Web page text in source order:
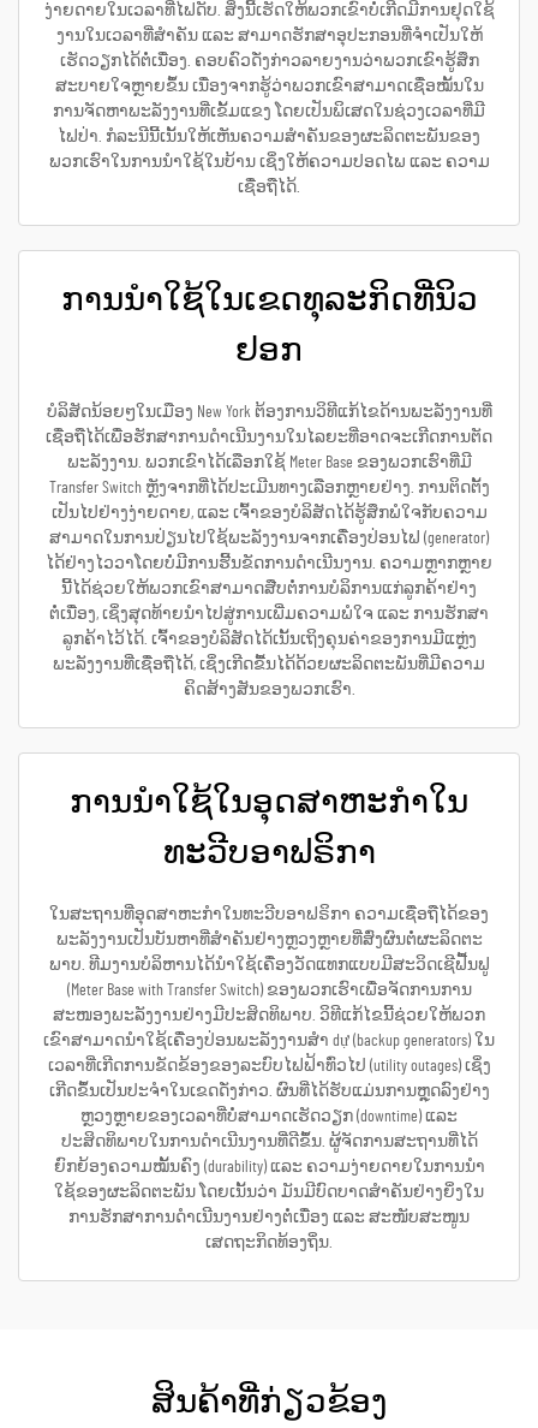
ງ່າຍດາຍໃນເວລາທີ່ໄຟດັບ. ສິ່ງນີ້ເຮັດໃຫ້ພວກເຂົາບໍ່ເກີດມີການຢຸດໃຊ້
ງານໃນເວລາທີ່ສຳຄັນ ແລະ ສາມາດຮັກສາອຸປະກອນທີ່ຈຳເປັນໃຫ້
ເຮັດວຽກໄດ້ຕໍ່ເນື່ອງ. ຄອບຄົວດັ່ງກ່າວລາຍງານວ່າພວກເຂົາຮູ້ສຶກ
ສະບາຍໃຈຫຼາຍຂຶ້ນ ເນື່ອງຈາກຮູ້ວ່າພວກເຂົາສາມາດເຊື່ອໝັ້ນໃນ
ການຈັດຫາພະລັງງານທີ່ເຂັ້ມແຂງ ໂດຍເປັນພິເສດໃນຊ່ວງເວລາທີ່ມີ
ໄຟປ່າ. ກໍລະນີນີ້ເນັ້ນໃຫ້ເຫັນຄວາມສຳຄັນຂອງຜະລິດຕະພັນຂອງ
ພວກເຮົາໃນການນຳໃຊ້ໃນບ້ານ ເຊິ່ງໃຫ້ຄວາມປອດໄພ ແລະ ຄວາມ
ເຊື່ອຖືໄດ້.
ການນຳໃຊ້ໃນເຂດທຸລະກິດທີ່ນິວ
ຢອກ
ບໍລິສັດນ້ອຍໆໃນເມືອງ New York ຕ້ອງການວິທີແກ້ໄຂດ້ານພະລັງງານທີ່
ເຊື່ອຖືໄດ້ເພື່ອຮັກສາການດຳເນີນງານໃນໄລຍະທີ່ອາດຈະເກີດການຕັດ
ພະລັງງານ. ພວກເຂົາໄດ້ເລືອກໃຊ້ Meter Base ຂອງພວກເຮົາທີ່ມີ
Transfer Switch ຫຼັງຈາກທີ່ໄດ້ປະເມີນທາງເລືອກຫຼາຍຢ່າງ. ການຕິດຕັ້ງ
ເປັນໄປຢ່າງງ່າຍດາຍ, ແລະ ເຈົ້າຂອງບໍລິສັດໄດ້ຮູ້ສຶກພໍໃຈກັບຄວາມ
ສາມາດໃນການປ່ຽນໄປໃຊ້ພະລັງງານຈາກເຄື່ອງປ່ອນໄຟ (generator)
ໄດ້ຢ່າງໄວວາໂດຍບໍ່ມີການຮີ້ນຂັດການດຳເນີນງານ. ຄວາມຫຼາກຫຼາຍ
ນີ້ໄດ້ຊ່ວຍໃຫ້ພວກເຂົາສາມາດສືບຕໍ່ການບໍລິການແກ່ລູກຄ້າຢ່າງ
ຕໍ່ເນື່ອງ, ເຊິ່ງສຸດທ້າຍນຳໄປສູ່ການເພີ່ມຄວາມພໍໃຈ ແລະ ການຮັກສາ
ລູກຄ້າໄວ້ໄດ້. ເຈົ້າຂອງບໍລິສັດໄດ້ເນັ້ນເຖິງຄຸນຄ່າຂອງການມີແຫຼ່ງ
ພະລັງງານທີ່ເຊື່ອຖືໄດ້, ເຊິ່ງເກີດຂື້ນໄດ້ດ້ວຍຜະລິດຕະພັນທີ່ມີຄວາມ
ຄິດສ້າງສັນຂອງພວກເຮົາ.
ການນຳໃຊ້ໃນອຸດສາຫະກຳໃນ
ທະວີບອາຟຣິກາ
ໃນສະຖານທີ່ອຸດສາຫະກຳໃນທະວີບອາຟຣິກາ ຄວາມເຊື່ອຖືໄດ້ຂອງ
ພະລັງງານເປັນບັນຫາທີ່ສຳຄັນຢ່າງຫຼວງຫຼາຍທີ່ສົ່ງຜົນຕໍ່ຜະລິດຕະ
ພາບ. ທີມງານບໍລິຫານໄດ້ນຳໃຊ້ເຄື່ອງວັດແທກແບບມີສະວິດເຊີຟື້ນຟູ
(Meter Base with Transfer Switch) ຂອງພວກເຮົາເພື່ອຈັດການການ
ສະໜອງພະລັງງານຢ່າງມີປະສິດທິພາບ. ວິທີແກ້ໄຂນີ້ຊ່ວຍໃຫ້ພວກ
ເຂົາສາມາດນຳໃຊ້ເຄື່ອງປ່ອນພະລັງງານສຳ dự (backup generators) ໃນ
ເວລາທີ່ເກີດການຂັດຂ້ອງຂອງລະບົບໄຟຟ້າທົ່ວໄປ (utility outages) ເຊິ່ງ
ເກີດຂຶ້ນເປັນປະຈຳໃນເຂດດັ່ງກ່າວ. ຜົນທີ່ໄດ້ຮັບແມ່ນການຫຼຸດລົງຢ່າງ
ຫຼວງຫຼາຍຂອງເວລາທີ່ບໍ່ສາມາດເຮັດວຽກ (downtime) ແລະ
ປະສິດທິພາບໃນການດຳເນີນງານທີ່ດີຂຶ້ນ. ຜູ້ຈັດການສະຖານທີ່ໄດ້
ຍົກຍ້ອງຄວາມໝັ້ນຄົງ (durability) ແລະ ຄວາມງ່າຍດາຍໃນການນຳ
ໃຊ້ຂອງຜະລິດຕະພັນ ໂດຍເນັ້ນວ່າ ມັນມີບົດບາດສຳຄັນຢ່າງຍິ່ງໃນ
ການຮັກສາການດຳເນີນງານຢ່າງຕໍ່ເນື່ອງ ແລະ ສະໜັບສະໜູນ
ເສດຖະກິດທ້ອງຖິ່ນ.
ສິນຄ້າທີ່ກ່ຽວຂ້ອງ